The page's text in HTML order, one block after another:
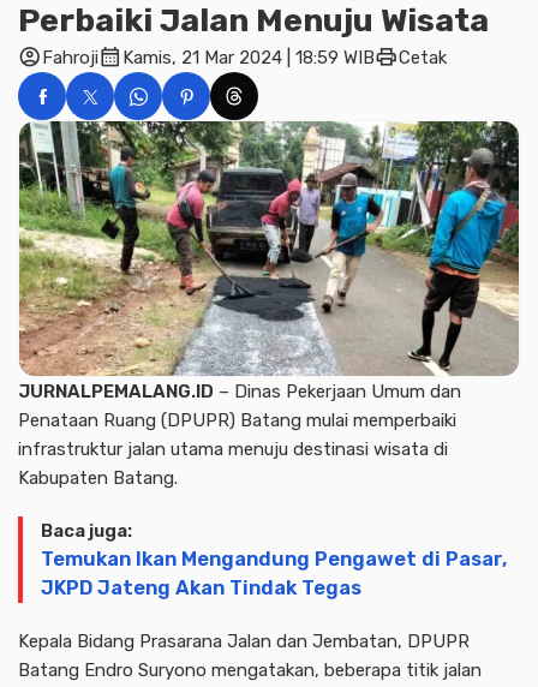
Perbaiki Jalan Menuju Wisata
account_circleFahrojicalendar_month Kamis, 21 Mar 2024 | 18:59 WIBprintCetak
JURNALPEMALANG.ID – Dinas Pekerjaan Umum dan
Penataan Ruang (DPUPR) Batang mulai memperbaiki
infrastruktur jalan utama menuju destinasi wisata di
Kabupaten Batang.
Baca juga:
Temukan Ikan Mengandung Pengawet di Pasar,
JKPD Jateng Akan Tindak Tegas
Kepala Bidang Prasarana Jalan dan Jembatan, DPUPR
Batang Endro Suryono mengatakan, beberapa titik jalan